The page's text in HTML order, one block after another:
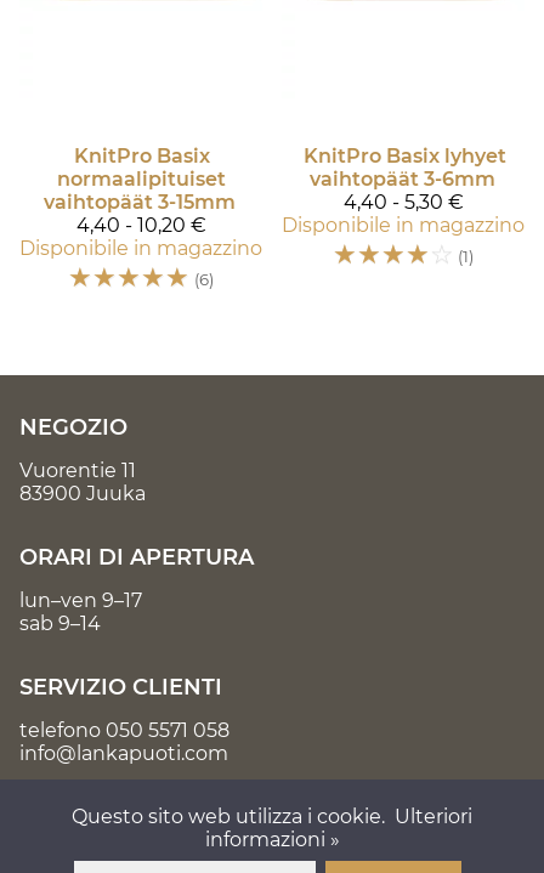
KnitPro Basix
normaalipituiset
vaihtopäät 3-15mm
4,40 - 10,20 €
Disponibile in magazzino
☆☆☆☆☆ (6)
KnitPro Basix lyhyet
vaihtopäät 3-6mm
4,40 - 5,30 €
Disponibile in magazzino
☆☆☆☆☆ (1)
NEGOZIO
Vuorentie 11
83900 Juuka
ORARI DI APERTURA
lun–ven 9–17
sab 9–14
SERVIZIO CLIENTI
telefono 050 5571 058
info@lankapuoti.com
Questo sito web utilizza i cookie. Ulteriori
informazioni »